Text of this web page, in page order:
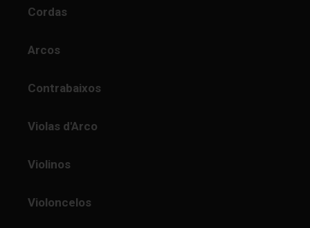
Cordas
Arcos
Contrabaixos
Violas d'Arco
Violinos
Violoncelos